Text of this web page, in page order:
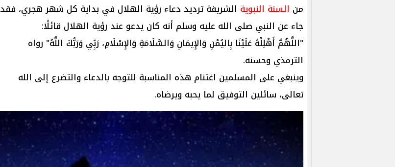
من السنة النبوية الشريفة ترديد دعاء رؤية الهلال في بداية كل شهر هجري، فقد
جاء عن النبي صلى الله عليه وسلم أنه كان يدعو عند رؤية الهلال قائلًا:
"اللَّهُمَّ أَهْلِلْهُ عَلَيْنَا بِاليُمْنِ وَالإِيمَانِ وَالسَّلَامَةِ وَالإِسْلَامِ، رَبِّي وَرَبُّكَ اللَّهُ" رواه
الترمذي وحسنه.
وينبغي على المسلمين اغتنام هذه المناسبة للتوجه بالدعاء والتضرع إلى الله
تعالى، سائلين التوفيق لما يحبه ويرضاه.